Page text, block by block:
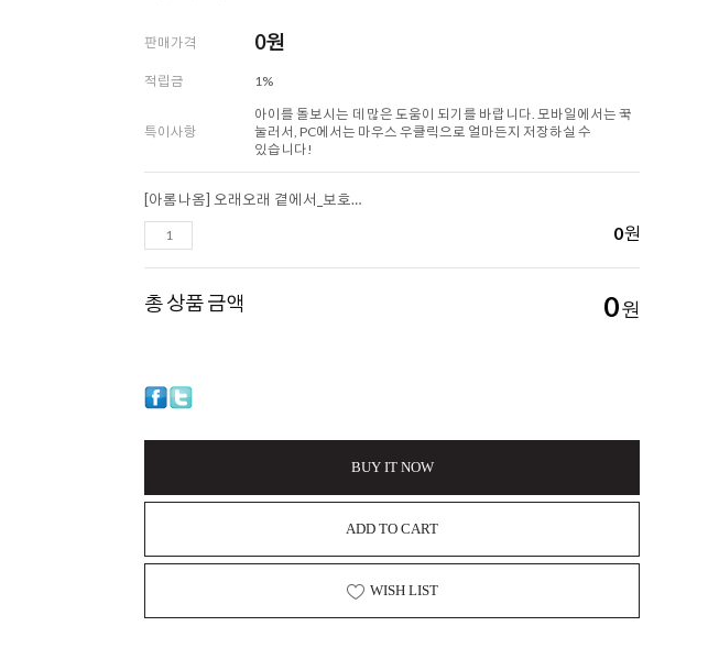
판매가격 0원
적립금 1%
특이사항
아이를 돌보시는 데 많은 도움이 되기를 바랍니다. 모바일에서는 꾹
눌러서, PC에서는 마우스 우클릭으로 얼마든지 저장하실 수
있습니다!
[아롬나옴] 오래오래 곁에서_보호자를 위한 안내서 1-8. 병원에서 가장 많이 듣는 용어
0원
총 상품 금액 0원
BUY IT NOW
ADD TO CART
WISH LIST